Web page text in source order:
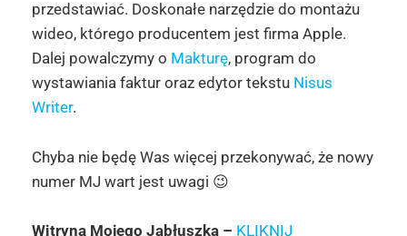
przedstawiać. Doskonałe narzędzie do montażu
wideo, którego producentem jest firma Apple.
Dalej powalczymy o Makturę, program do
wystawiania faktur oraz edytor tekstu Nisus
Writer.
Chyba nie będę Was więcej przekonywać, że nowy
numer MJ wart jest uwagi 😉
Witryna Mojego Jabłuszka – KLIKNIJ